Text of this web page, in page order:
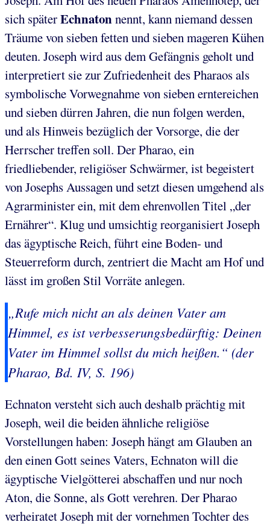
sich späterEchnatonnennt, kann niemand dessen
Träume von sieben fetten und sieben mageren Kühen
deuten. Joseph wird aus dem Gefängnis geholt und
interpretiert sie zur Zufriedenheit des Pharaos als
symbolische Vorwegnahme von sieben erntereichen
und sieben dürren Jahren, die nun folgen werden,
und als Hinweis bezüglich der Vorsorge, die der
Herrscher treffen soll. Der Pharao, ein
friedliebender, religiöser Schwärmer, ist begeistert
von Josephs Aussagen und setzt diesen umgehend als
Agrarminister ein, mit dem ehrenvollen Titel „der
Ernährer“. Klug und umsichtig reorganisiert Joseph
das ägyptische Reich, führt eine Boden- und
Steuerreform durch, zentriert die Macht am Hof und
lässt im großen Stil Vorräte anlegen.
„Rufe mich nicht an als deinen Vater am
Himmel, es ist verbesserungsbedürftig: Deinen
Vater im Himmel sollst du mich heißen.“ (der
Pharao, Bd. IV, S. 196)
Echnaton versteht sich auch deshalb prächtig mit
Joseph, weil die beiden ähnliche religiöse
Vorstellungen haben: Joseph hängt am Glauben an
den einen Gott seines Vaters, Echnaton will die
ägyptische Vielgötterei abschaffen und nur noch
Aton, die Sonne, als Gott verehren. Der Pharao
verheiratet Joseph mit der vornehmen Tochter des